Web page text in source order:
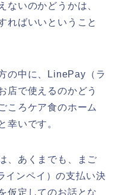
ないのかどうかは、
ればいいということ
の中に、LinePay（ラ
店で使えるのかどう
ころケア食のホーム
幸いです。
、あくまでも、まご
インペイ）の支払い決
仮定してのお話とな